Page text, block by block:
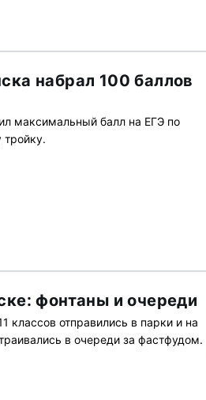
набрал 100 баллов
максимальный балл на ЕГЭ по
фонтаны и очереди
классов отправились в парки и на
в очереди за фастфудом.